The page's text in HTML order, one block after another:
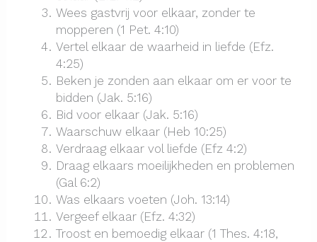
Wees gastvrij voor elkaar, zonder te
mopperen (1 Pet. 4:10)
Vertel elkaar de waarheid in liefde (Efz.
4:25)
Beken je zonden aan elkaar om er voor te
bidden (Jak. 5:16)
Bid voor elkaar (Jak. 5:16)
Waarschuw elkaar (Heb 10:25)
Verdraag elkaar vol liefde (Efz 4:2)
Draag elkaars moeilijkheden en problemen
(Gal 6:2)
Was elkaars voeten (Joh. 13:14)
Vergeef elkaar (Efz. 4:32)
Troost en bemoedig elkaar (1 Thes. 4:18,